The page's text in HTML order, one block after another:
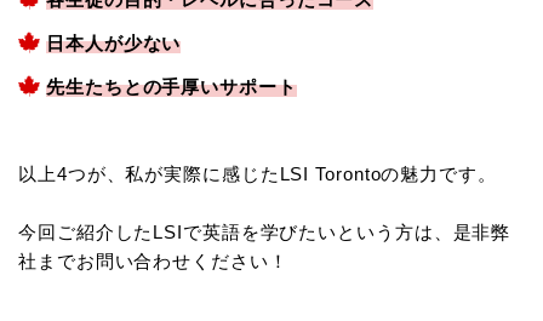
日本人が少ない
先生たちとの手厚いサポート
以上4つが、私が実際に感じたLSI Torontoの魅力です。
今回ご紹介したLSIで英語を学びたいという方は、是非弊
社までお問い合わせください！